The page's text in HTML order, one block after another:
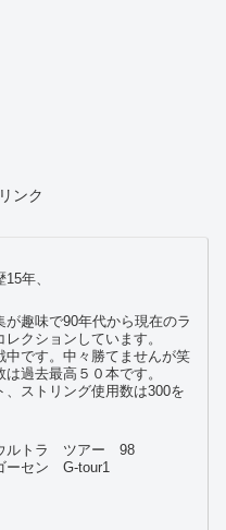
ンク
年、
が趣味で90年代から現在のラ
クションしています。
中です。中々勝てませんが笑
過去最高５０本です。
、ストリング使用数は300を
ルトラ ツアー 98
ーセン G-tour1